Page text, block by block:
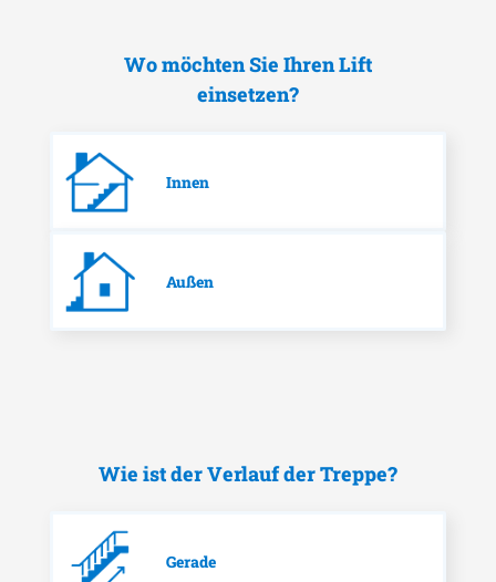
Wo möchten Sie Ihren Lift
einsetzen?
Innen
Außen
Wie ist der Verlauf der Treppe?
Gerade